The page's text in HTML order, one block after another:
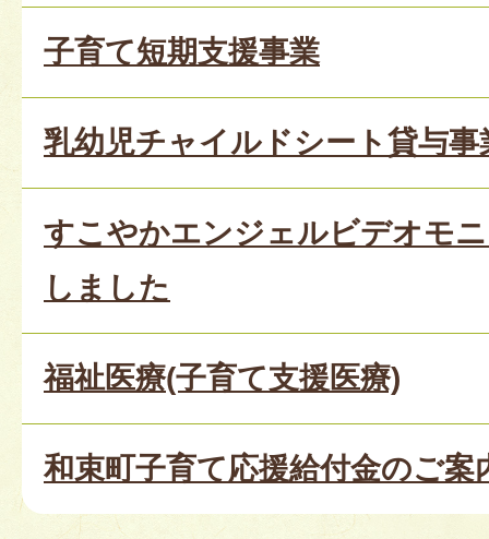
子育て短期支援事業
乳幼児チャイルドシート貸与
すこやかエンジェルビデオモ
しました
福祉医療(子育て支援医療)
和束町子育て応援給付金のご案